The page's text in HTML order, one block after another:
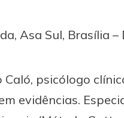
Asa Sul, Brasília –
Caló, psicólogo
evidências.